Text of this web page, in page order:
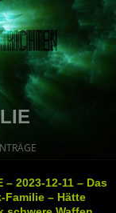
– 2023-12-11 – Das
Familie – Hätte